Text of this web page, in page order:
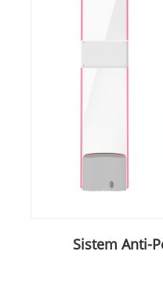
Sistem Anti-